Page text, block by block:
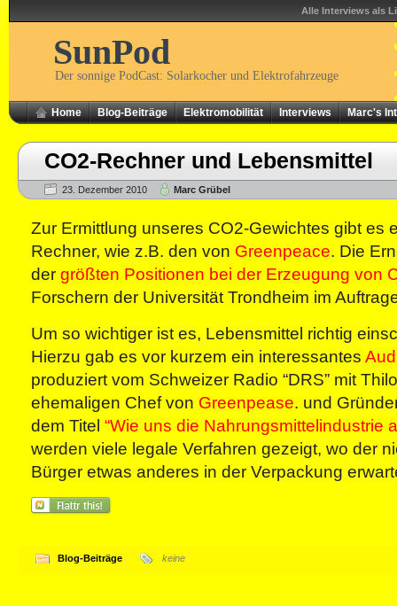
Alle Interviews als
SunPod
Der sonnige PodCast: Solarkocher und Elektrofahrzeuge
Home Blog-Beiträge Elektromobilität Interviews Marc's
CO2-Rechner und Lebensmittel
23. Dezember 2010 Marc Grübel
Zur Ermittlung unseres CO2-Gewichtes gibt es
Rechner, wie z.B. den von Greenpeace. Die
der größten Positionen bei der Erzeugung von
Forschern der Universität Trondheim im
Um so wichtiger ist es, Lebensmittel richtig
Hierzu gab es vor kurzem ein interessantes
produziert vom Schweizer Radio “DRS” mit
ehemaligen Chef von Greenpease. und
dem Titel “Wie uns die Nahrungsmittelindustrie
werden viele legale Verfahren gezeigt, wo der
Bürger etwas anderes in der Verpackung
Blog-Beiträge keine